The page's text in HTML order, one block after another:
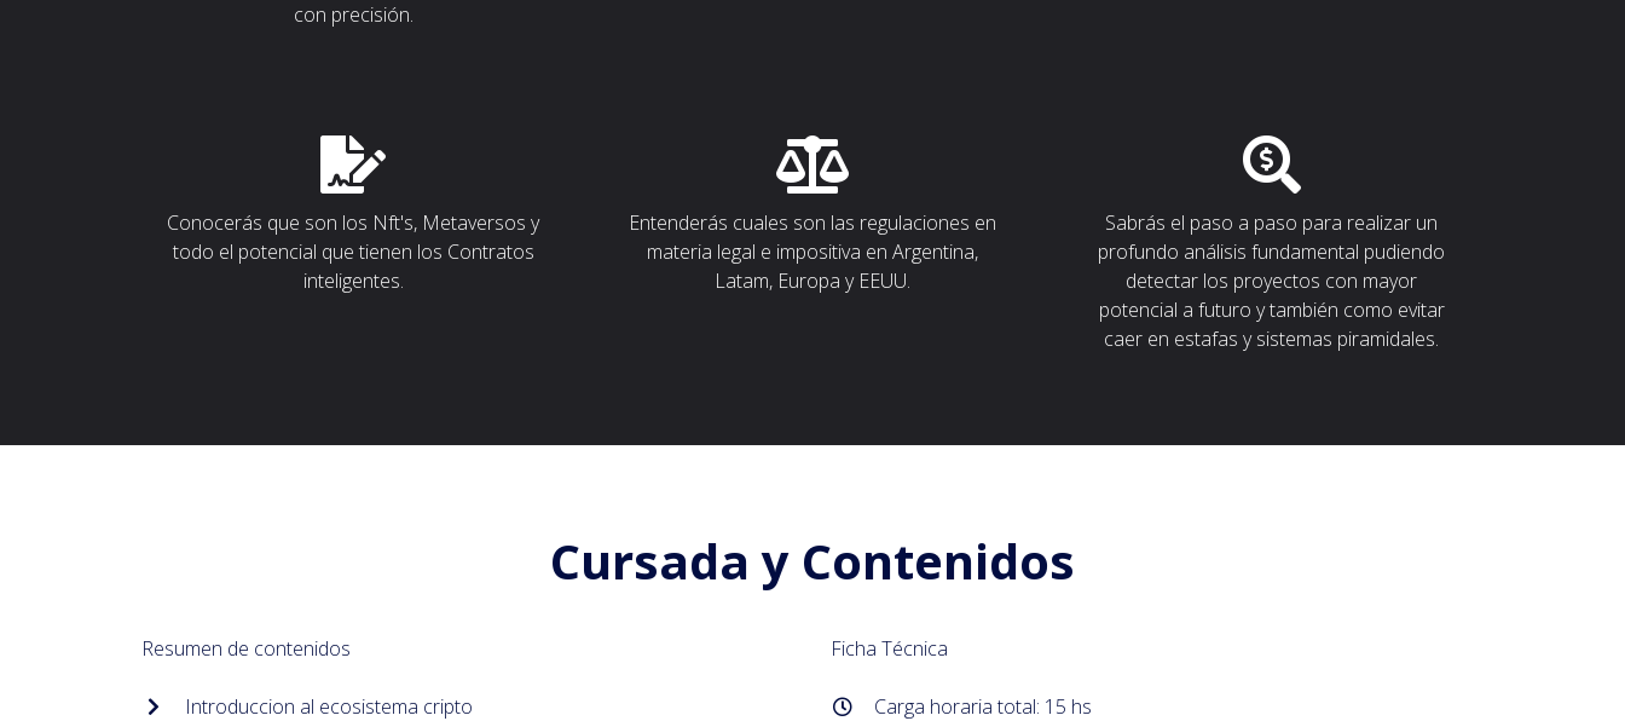
con precisión.
Conocerás que son los Nft's, Metaversos y
todo el potencial que tienen los Contratos
inteligentes.
Entenderás cuales son las regulaciones en
materia legal e impositiva en Argentina,
Latam, Europa y EEUU.
Sabrás el paso a paso para realizar un
profundo análisis fundamental pudiendo
detectar los proyectos con mayor
potencial a futuro y también como evitar
caer en estafas y sistemas piramidales.
Cursada y Contenidos
Resumen de contenidos
Introduccion al ecosistema cripto
Ficha Técnica
Carga horaria total: 15 hs